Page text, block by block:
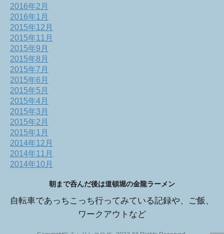
2016年2月
2016年1月
2015年12月
2015年11月
2015年9月
2015年8月
2015年7月
2015年6月
2015年5月
2015年4月
2015年3月
2015年2月
2015年1月
2014年12月
2014年11月
2014年10月
朝まで呑んだ後は道頓堀の金龍ラーメン
自転車であっちこっち行ってみている記録や、ご飯、
ワークアウトなど